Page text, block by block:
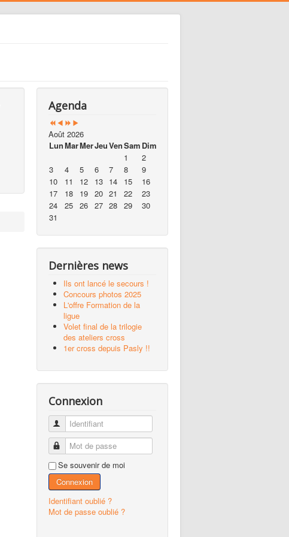
Agenda
Août 2026
LunMarMerJeuVenSam Dim
1
2
3
4 5 6 7 8
9
10
11 12 13 14 15
16
17
18 19 20 21 22
23
24
25 26 27 28 29
30
31
Dernières news
Ils ont lancé le secours !
Concours photos 2025
L'offre Formation de la
ligue
Volet final de la trilogie
des ateliers cross
1er cross depuis Pasly !!
Connexion
Identifiant
Mot de passe
Se souvenir de moi
Connexion
Identifiant oublié ?
Mot de passe oublié ?